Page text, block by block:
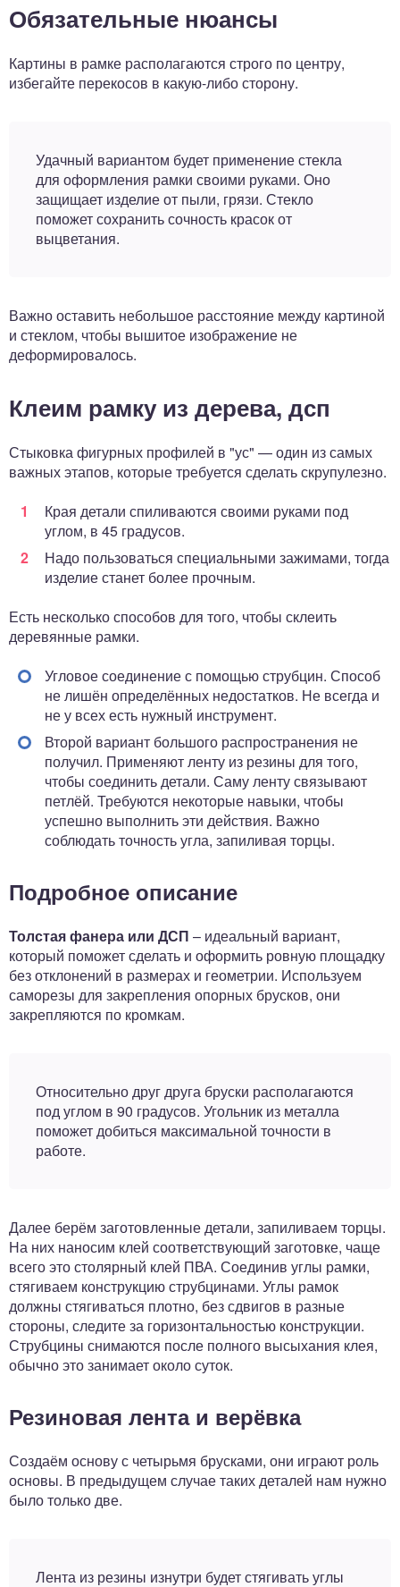
Обязательные нюансы
Картины в рамке располагаются строго по центру,
избегайте перекосов в какую-либо сторону.
Удачный вариантом будет применение стекла
для оформления рамки своими руками. Оно
защищает изделие от пыли, грязи. Стекло
поможет сохранить сочность красок от
выцветания.
Важно оставить небольшое расстояние между картиной
и стеклом, чтобы вышитое изображение не
деформировалось.
Клеим рамку из дерева, дсп
Стыковка фигурных профилей в "ус" — один из самых
важных этапов, которые требуется сделать скрупулезно.
Края детали спиливаются своими руками под
углом, в 45 градусов.
Надо пользоваться специальными зажимами, тогда
изделие станет более прочным.
Есть несколько способов для того, чтобы склеить
деревянные рамки.
Угловое соединение с помощью струбцин. Способ
не лишён определённых недостатков. Не всегда и
не у всех есть нужный инструмент.
Второй вариант большого распространения не
получил. Применяют ленту из резины для того,
чтобы соединить детали. Саму ленту связывают
петлёй. Требуются некоторые навыки, чтобы
успешно выполнить эти действия. Важно
соблюдать точность угла, запиливая торцы.
Подробное описание
Толстая фанера или ДСП – идеальный вариант,
который поможет сделать и оформить ровную площадку
без отклонений в размерах и геометрии. Используем
саморезы для закрепления опорных брусков, они
закрепляются по кромкам.
Относительно друг друга бруски располагаются
под углом в 90 градусов. Угольник из металла
поможет добиться максимальной точности в
работе.
Далее берём заготовленные детали, запиливаем торцы.
На них наносим клей соответствующий заготовке, чаще
всего это столярный клей ПВА. Соединив углы рамки,
стягиваем конструкцию струбцинами. Углы рамок
должны стягиваться плотно, без сдвигов в разные
стороны, следите за горизонтальностью конструкции.
Струбцины снимаются после полного высыхания клея,
обычно это занимает около суток.
Резиновая лента и верёвка
Создаём основу с четырьмя брусками, они играют роль
основы. В предыдущем случае таких деталей нам нужно
было только две.
Лента из резины изнутри будет стягивать углы